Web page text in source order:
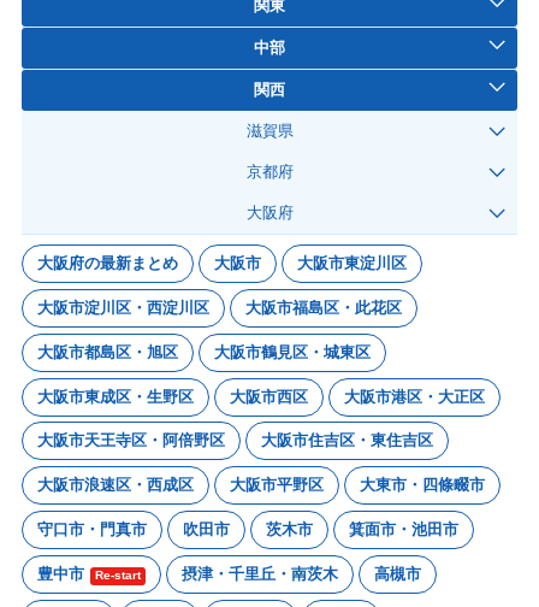
関東
中部
関西
滋賀県
京都府
大阪府
大阪府の最新まとめ 大阪市 大阪市東淀川区
大阪市淀川区・西淀川区 大阪市福島区・此花区
大阪市都島区・旭区 大阪市鶴見区・城東区
大阪市東成区・生野区 大阪市西区 大阪市港区・大正区
大阪市天王寺区・阿倍野区 大阪市住吉区・東住吉区
大阪市浪速区・西成区 大阪市平野区 大東市・四條畷市
守口市・門真市 吹田市 茨木市 箕面市・池田市
豊中市 Re-start 摂津・千里丘・南茨木 高槻市